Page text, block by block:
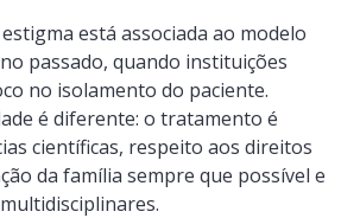
está associada ao modelo
passado, quando instituições
no isolamento do paciente.
é diferente: o tratamento é
científicas, respeito aos direitos
da família sempre que possível e